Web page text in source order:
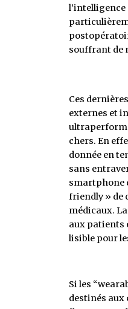
souffrant de
Ces
externes et
chers. En
donnée en
sans
smartphone
friendly » de
médicaux.
aux patients
lisible pour
Si les
destinés aux